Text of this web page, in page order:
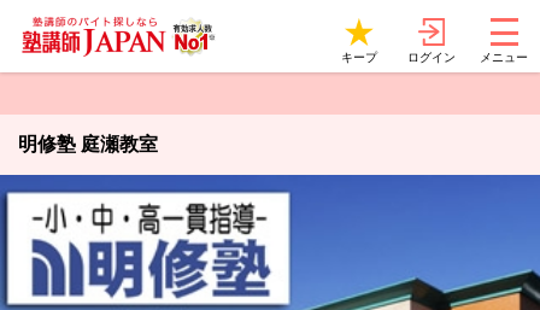
キープ ログイン メニュー
明修塾 庭瀬教室